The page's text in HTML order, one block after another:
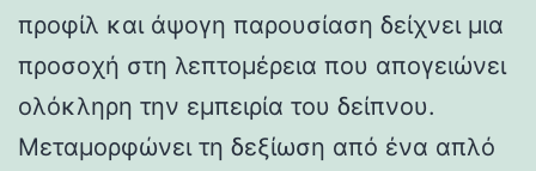
προφίλ και άψογη παρουσίαση δείχνει μια
προσοχή στη λεπτομέρεια που απογειώνει
ολόκληρη την εμπειρία του δείπνου.
Μεταμορφώνει τη δεξίωση από ένα απλό